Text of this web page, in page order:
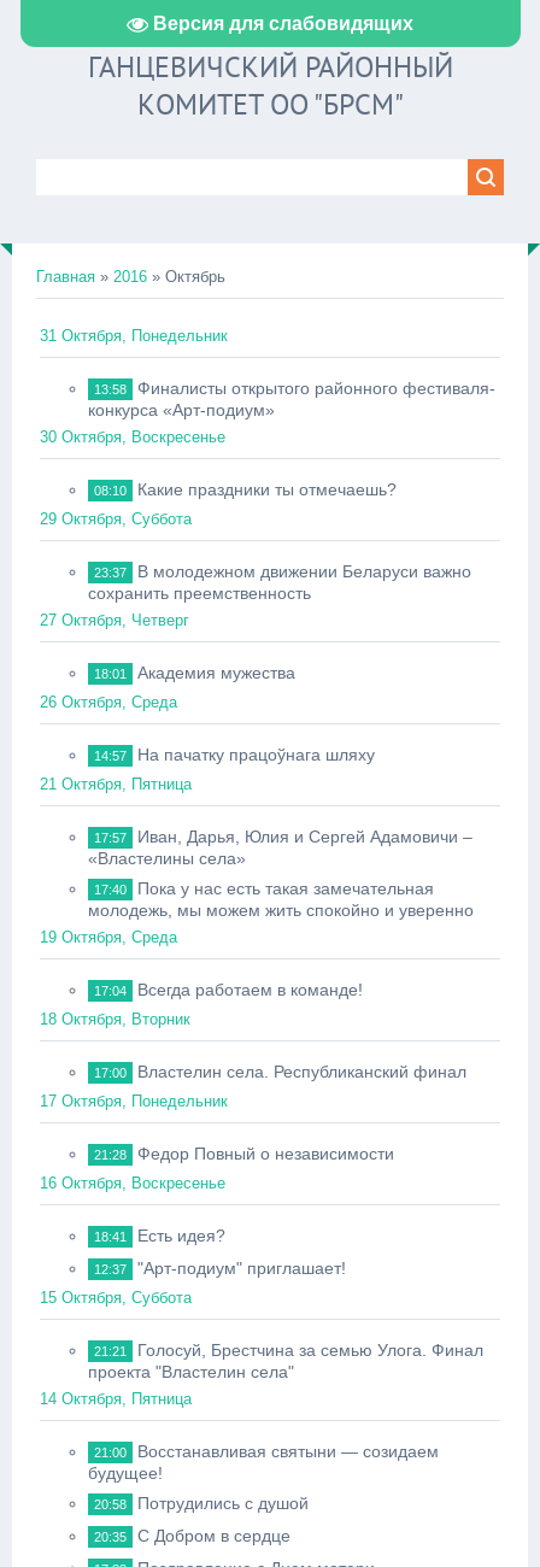
Версия для слабовидящих
ГАНЦЕВИЧСКИЙ РАЙОННЫЙ
КОМИТЕТ ОО "БРСМ"
Главная » 2016 » Октябрь
31 Октября, Понедельник
13:58
Финалисты открытого районного фестиваля-
конкурса «Арт-подиум»
30 Октября, Воскресенье
08:10 Какие праздники ты отмечаешь?
29 Октября, Суббота
23:37
В молодежном движении Беларуси важно
сохранить преемственность
27 Октября, Четверг
18:01 Академия мужества
26 Октября, Среда
14:57 На пачатку працоўнага шляху
21 Октября, Пятница
17:57
Иван, Дарья, Юлия и Сергей Адамовичи –
«Властелины села»
17:40
Пока у нас есть такая замечательная
молодежь, мы можем жить спокойно и уверенно
19 Октября, Среда
17:04 Всегда работаем в команде!
18 Октября, Вторник
17:00 Властелин села. Республиканский финал
17 Октября, Понедельник
21:28 Федор Повный о независимости
16 Октября, Воскресенье
18:41 Есть идея?
12:37 "Арт-подиум" приглашает!
15 Октября, Суббота
21:21
Голосуй, Брестчина за семью Улога. Финал
проекта "Властелин села"
14 Октября, Пятница
21:00
Восстанавливая святыни — созидаем
будущее!
20:58 Потрудились с душой
20:35 С Добром в сердце